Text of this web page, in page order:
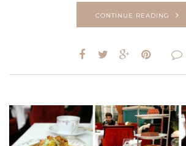
CONTINUE READING